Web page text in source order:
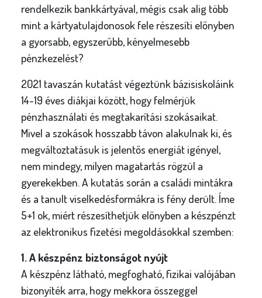
rendelkezik bankkártyával, mégis csak alig több
mint a kártyatulajdonosok fele részesíti előnyben
a gyorsabb, egyszerűbb, kényelmesebb
pénzkezelést?
2021 tavaszán kutatást végeztünk bázisiskoláink
14-19 éves diákjai között, hogy felmérjük
pénzhasználati és megtakarítási szokásaikat.
Mivel a szokások hosszabb távon alakulnak ki, és
megváltoztatásuk is jelentős energiát igényel,
nem mindegy, milyen magatartás rögzül a
gyerekekben. A kutatás során a családi mintákra
és a tanult viselkedésformákra is fény derült. Íme
5+1 ok, miért részesíthetjük előnyben a készpénzt
az elektronikus fizetési megoldásokkal szemben:
1. A készpénz biztonságot nyújt
A készpénz látható, megfogható, fizikai valójában
bizonyíték arra, hogy mekkora összeggel